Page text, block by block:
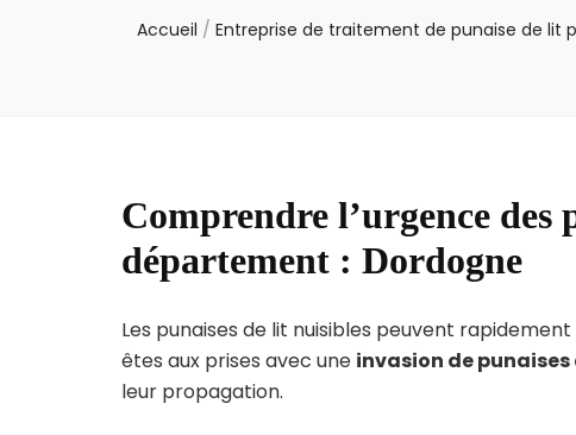
Accueil / Entreprise de traitement de punaise de lit
Comprendre l’urgence des
département : Dordogne
Les punaises de lit nuisibles peuvent
êtes aux prises avec une invasion de punaises
leur propagation.